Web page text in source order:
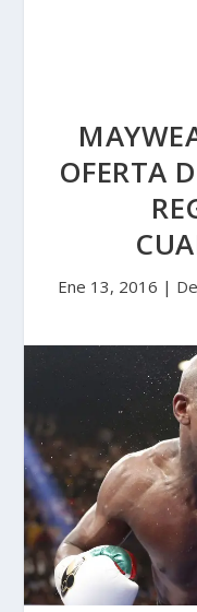
OFERTA
Ene 13, 2016 |